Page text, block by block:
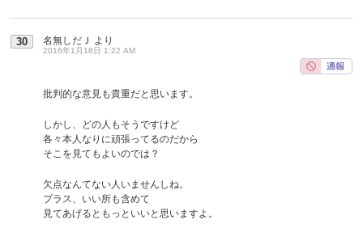
30 名無しだＪ より
2016年1月18日 1:22 AM
批判的な意見も貴重だと思います。
しかし、どの人もそうですけど
各々本人なりに頑張ってるのだから
そこを見てもよいのでは？
欠点なんてない人いませんしね。
プラス、いい所も含めて
見てあげるともっといいと思いますよ。